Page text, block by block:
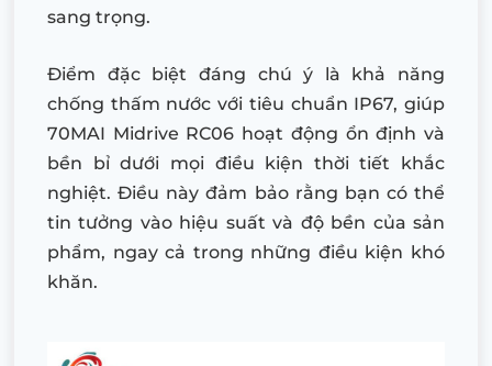
sang trọng.
Điểm đặc biệt đáng chú ý là khả năng
chống thấm nước với tiêu chuẩn IP67, giúp
70MAI Midrive RC06 hoạt động ổn định và
bền bỉ dưới mọi điều kiện thời tiết khắc
nghiệt. Điều này đảm bảo rằng bạn có thể
tin tưởng vào hiệu suất và độ bền của sản
phẩm, ngay cả trong những điều kiện khó
khăn.